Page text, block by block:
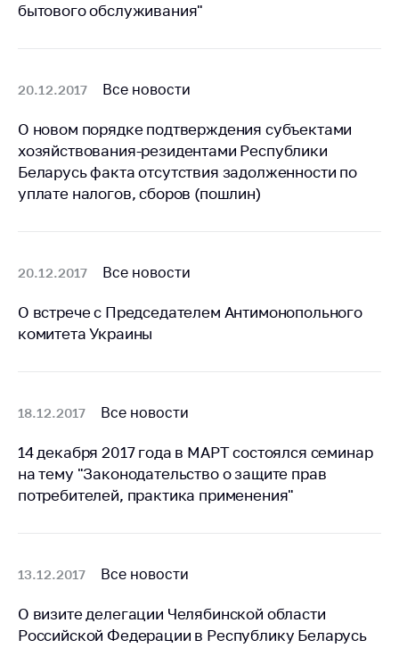
Торговля и услуги
Защита прав
Регулирование
рекламной
деятельности
Применение мер
регулирования
Биржевая торговля
Республике
Беларусь
Защита
персональных
данных
Обратиться в МАРТ
граждан и юр. лиц
бытового обслуживания"
20.12.2017 Все новости
О новом порядке подтверждения субъектами
хозяйствования-резидентами Республики
Беларусь факта отсутствия задолженности по
уплате налогов, сборов (пошлин)
20.12.2017 Все новости
О встрече с Председателем Антимонопольного
комитета Украины
18.12.2017 Все новости
14 декабря 2017 года в МАРТ состоялся семинар
на тему "Законодательство о защите прав
потребителей, практика применения"
13.12.2017 Все новости
О визите делегации Челябинской области
Российской Федерации в Республику Беларусь